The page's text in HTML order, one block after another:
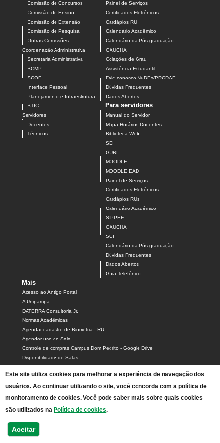
Comissão de Concursos
Comissão de Ensino
Comissão de Extensão
Comissão de Pesquisa
Outras Comissões
Coordenação Administrativa
Secretaria Administrativa
SCMP
SCOF
Interface Pessoal
Planejamento e Infraestrutura
STIC
Servidores
Docentes
Técnicos
Painel de Serviços
Certificados Eletrônicos
Cardápios RU
Calendário Acadêmico
Calendário da Pós-graduação
GAUCHA
Colações de Grau
Assistência Estudantil
Fale conosco NuDEs/PRODAE
Dúvidas Frequentes
Dados Abertos
Para servidores
Manual do Servidor
Mapa Horários Docentes
Biblioteca Web
SEI
GURI
MOODLE
MOODLE EAD
Painel de Serviços
Certificados Eletrônicos
Cardápios RUs
Calendário Acadêmico
SIPPEE
GAUCHA
SGI
Calendário da Pós-graduação
Dúvidas Frequentes
Dados Abertos
Guia Telefônico
Mais
Acesso ao Antigo Portal
A Unipampa
DATERRA Consultoria Jr.
Normas Acadêmicas
Agendar cadastro de Biometria - RU
Agendar uso de Sala
Controle de compras Campus Dom Pedrito - Google Drive
Disponibilidade de Salas
Estágios
Formulário para Agendamento do Laboratório de Informática
Relatórios Interativos
Relatórios de Gestão
Calendário Acadêmico - Pós-graduação
Pesquisa de Satisfação - RU
Mapa
Este site utiliza cookies para melhorar a experiência de navegação dos
usuários. Ao continuar utilizando o site, você concorda com a política de
monitoramento de cookies. Você pode saber mais sobre quais cookies
são utilizados na Política de cookies.
Aceitar